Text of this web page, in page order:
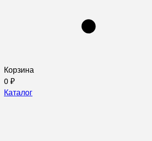
Корзина
0 ₽
Каталог